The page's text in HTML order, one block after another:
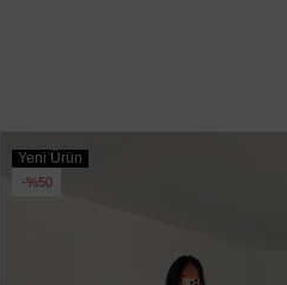
Yeni Ürün
%50